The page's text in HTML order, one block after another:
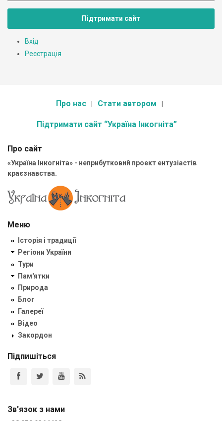
Підтримати сайт
Вхід
Реєстрація
Про нас Стати автором
Підтримати сайт “Україна Інкогніта”
Про сайт
«Україна Інкогніта» - неприбутковий проект ентузіастів
краєзнавства.
Меню
Історія і традиції
Регіони України
Тури
Пам'ятки
Природа
Блог
Галереї
Відео
Закордон
Підпишіться
Зв'язок з нами